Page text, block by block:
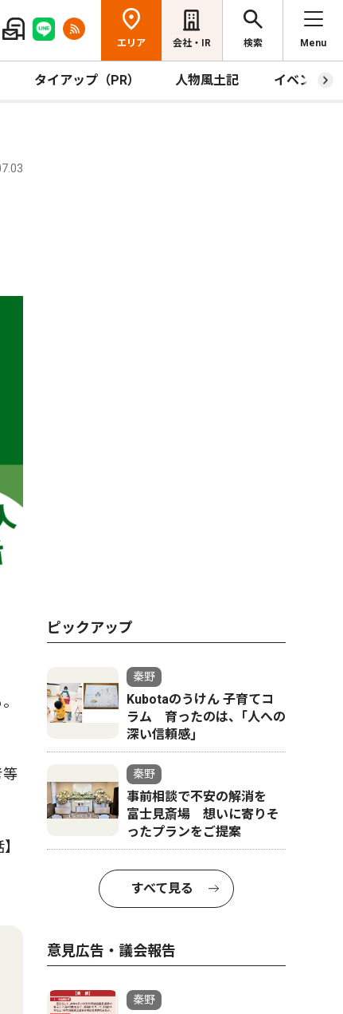
エリア 会社・IR 検索 Menu
タイアップ（PR） 人物風土記 イベント
等
ピックアップ
秦野
Kubotaのうけん 子育てコ
ラム 育ったのは、｢人への
深い信頼感｣
秦野
事前相談で不安の解消を
富士見斎場 想いに寄りそ
ったプランをご提案
すべて見る
意見広告・議会報告
秦野